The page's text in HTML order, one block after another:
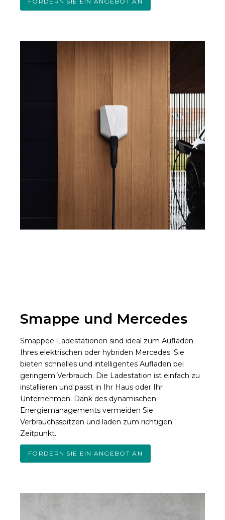
Smappe und Mercedes
Smappee-Ladestationen sind ideal zum Aufladen
Ihres elektrischen oder hybriden Mercedes. Sie
bieten schnelles und intelligentes Aufladen bei
geringem Verbrauch. Die Ladestation ist einfach zu
installieren und passt in Ihr Haus oder Ihr
Unternehmen. Dank des dynamischen
Energiemanagements vermeiden Sie
Verbrauchsspitzen und laden zum richtigen
Zeitpunkt.
FORDERN SIE EIN ANGEBOT AN